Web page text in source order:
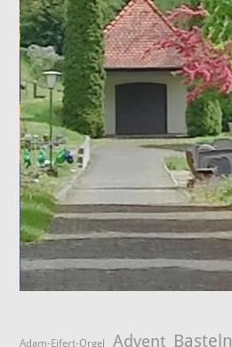
Adam-Eifert-Orgel Advent Basteln